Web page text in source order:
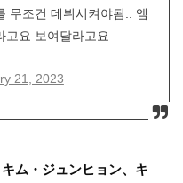
무조건 데뷔시켜야됨.. 엠
고요 보여달라고요
21, 2023
ム・ジュンヒョン、キ